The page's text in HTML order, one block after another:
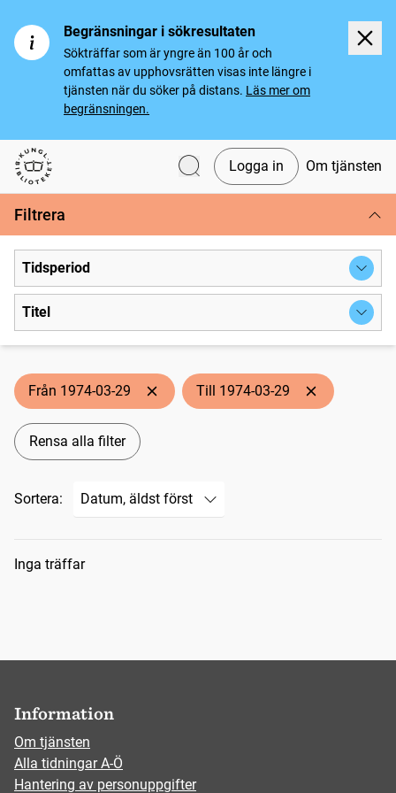
Begränsningar i sökresultaten
Sökträffar som är yngre än 100 år och
omfattas av upphovsrätten visas inte längre i
tjänsten när du söker på distans. Läs mer om
begränsningen.
Svenska tidningar
Logga in Om tjänsten
Filtrera
Tidsperiod
Titel
Från 1974-03-29 Till 1974-03-29
Rensa alla filter
Sortera:
Sökresultat
Inga träffar
Information
Om tjänsten
Alla tidningar A-Ö
Hantering av personuppgifter